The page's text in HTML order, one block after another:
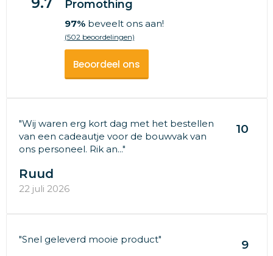
Promothing
97%beveelt ons aan!
(502 beoordelingen)
Beoordeel ons
"Wij waren erg kort dag met het bestellen
van een cadeautje voor de bouwvak van
ons personeel. Rik an..."
10
Ruud
22 juli 2026
"Snel geleverd mooie product" 9